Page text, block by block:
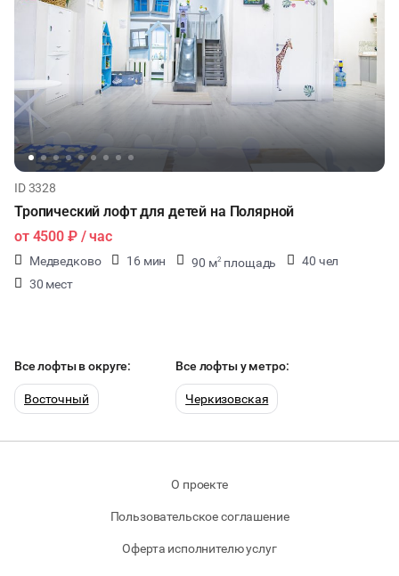
ID 3328
Тропический лофт для детей на Полярной
от 4500 ₽/ час
Медведково 16 мин 90 м2 площадь
40 чел
30 мест
Все лофты в округе:
Восточный
Все лофты у метро:
Черкизовская
О проекте
Пользовательское соглашение
Оферта исполнителю услуг